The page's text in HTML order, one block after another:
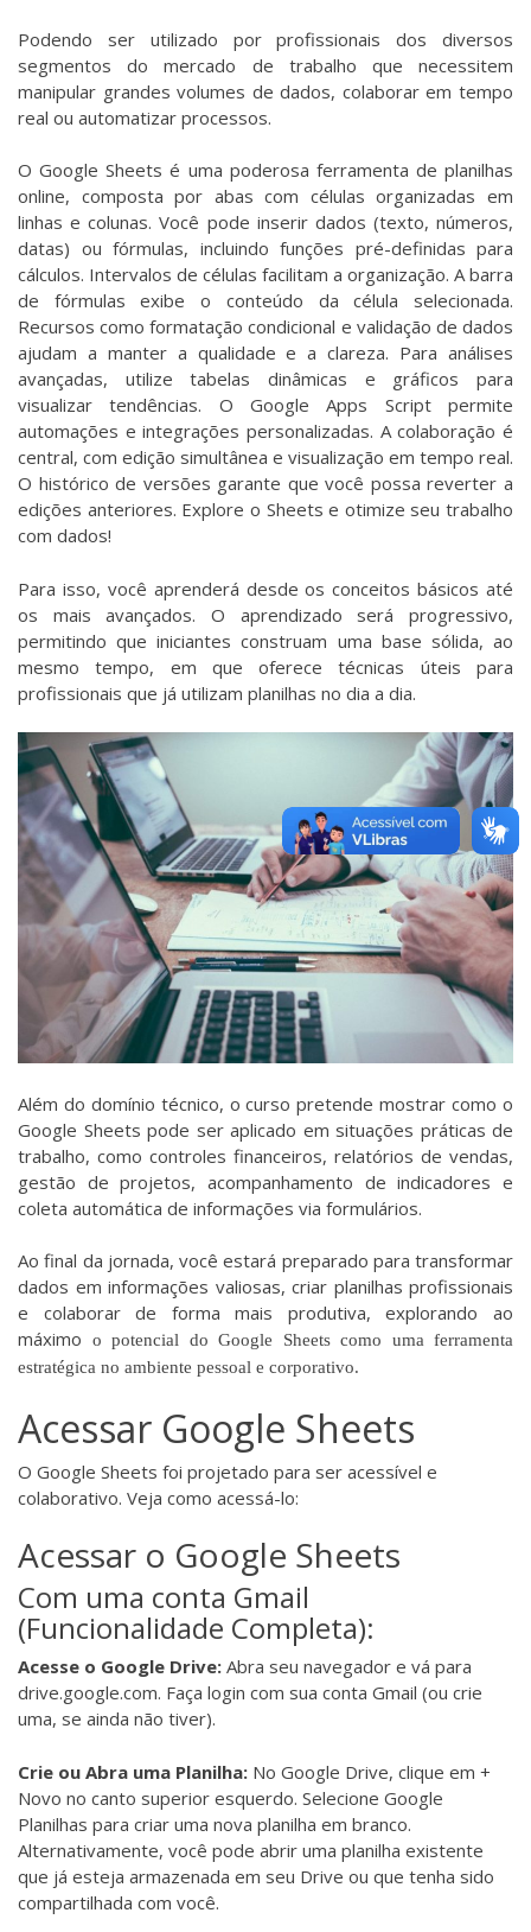
Podendo ser utilizado por profissionais dos diversos
segmentos do mercado de trabalho que necessitem
manipular grandes volumes de dados, colaborar em tempo
real ou automatizar processos.
O Google Sheets é uma poderosa ferramenta de planilhas
online, composta por abas com células organizadas em
linhas e colunas. Você pode inserir dados (texto, números,
datas) ou fórmulas, incluindo funções pré-definidas para
cálculos. Intervalos de células facilitam a organização. A barra
de fórmulas exibe o conteúdo da célula selecionada.
Recursos como formatação condicional e validação de dados
ajudam a manter a qualidade e a clareza. Para análises
avançadas, utilize tabelas dinâmicas e gráficos para
visualizar tendências. O Google Apps Script permite
automações e integrações personalizadas. A colaboração é
central, com edição simultânea e visualização em tempo real.
O histórico de versões garante que você possa reverter a
edições anteriores. Explore o Sheets e otimize seu trabalho
com dados!
Para isso, você aprenderá desde os conceitos básicos até
os mais avançados. O aprendizado será progressivo,
permitindo que iniciantes construam uma base sólida, ao
mesmo tempo, em que oferece técnicas úteis para
profissionais que já utilizam planilhas no dia a dia.
Além do domínio técnico, o curso pretende mostrar como o
Google Sheets pode ser aplicado em situações práticas de
trabalho, como controles financeiros, relatórios de vendas,
gestão de projetos, acompanhamento de indicadores e
coleta automática de informações via formulários.
Ao final da jornada, você estará preparado para transformar
dados em informações valiosas, criar planilhas profissionais
e colaborar de forma mais produtiva, explorando ao
máximo
o potencial do Google Sheets como uma ferramenta
estratégica no ambiente pessoal e corporativo.
Acessar Google Sheets
O Google Sheets foi projetado para ser acessível e
colaborativo. Veja como acessá-lo:
Acessar o Google Sheets
Com uma conta Gmail
(Funcionalidade Completa):
Acesse o Google Drive: Abra seu navegador e vá para
drive.google.com. Faça login com sua conta Gmail (ou crie
uma, se ainda não tiver).
Crie ou Abra uma Planilha: No Google Drive, clique em +
Novo no canto superior esquerdo. Selecione Google
Planilhas para criar uma nova planilha em branco.
Alternativamente, você pode abrir uma planilha existente
que já esteja armazenada em seu Drive ou que tenha sido
compartilhada com você.